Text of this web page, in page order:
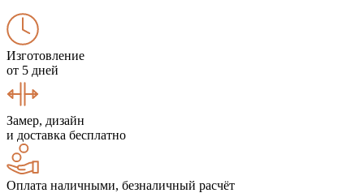
Изготовление
от 5 дней
Замер, дизайн
и доставка бесплатно
Оплата наличными, безналичный расчёт